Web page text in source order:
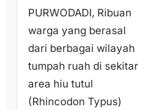
PURWODADI, Ribuan
warga yang berasal
dari berbagai wilayah
tumpah ruah di sekitar
area hiu tutul
(Rhincodon Typus)